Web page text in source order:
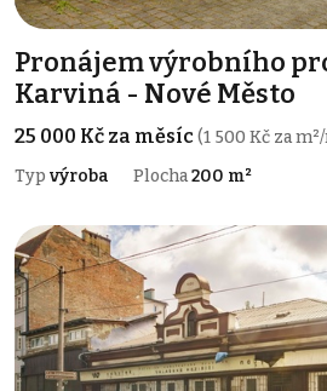
Pronájem výrobního
Karviná - Nové Město
25 000 Kč za měsíc(1 500 Kč za
Typ výroba Plocha200 m²